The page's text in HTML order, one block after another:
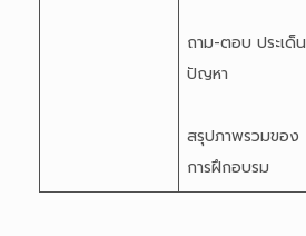
ถาม-ตอบ ประเด็น
ปัญหา
สรุปภาพรวมของ
การฝึกอบรม